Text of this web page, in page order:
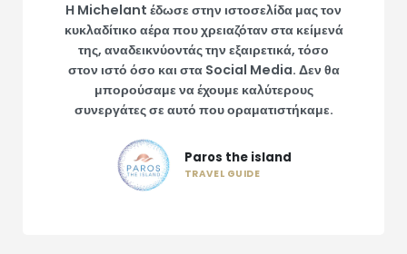
Η Michelant έδωσε στην ιστοσελίδα μας τον
κυκλαδίτικο αέρα που χρειαζόταν στα κείμενά
της, αναδεικνύοντάς την εξαιρετικά, τόσο
στον ιστό όσο και στα Social Media. Δεν θα
μπορούσαμε να έχουμε καλύτερους
συνεργάτες σε αυτό που οραματιστήκαμε.
Paros the island
TRAVEL GUIDE